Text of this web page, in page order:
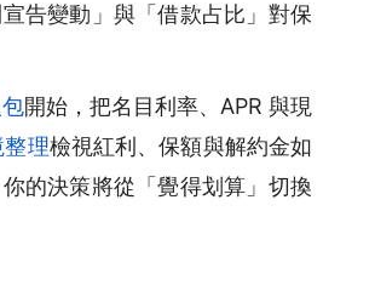
告變動」與「借款占比」對保
開始，把名目利率、APR 與現
理檢視紅利、保額與解約金如
的決策將從「覺得划算」切換